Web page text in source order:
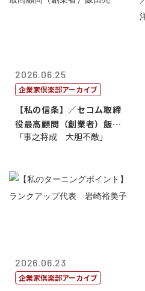
2026.06.25
企業家倶楽部アーカイブ
【私の信条】／セコム取締
役最高顧問（創業者）飯田
亮
「事之将成 大胆不敵」
2026.06.23
企業家倶楽部アーカイブ